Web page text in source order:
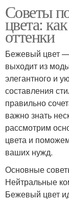
Советы
цвета:
оттенки
Бежевый цвет —
выходит из
элегантного и
составления
правильно
важно знать
рассмотрим
цвета и
ваших нужд.
Основные
Нейтральные
Бежевый цвет